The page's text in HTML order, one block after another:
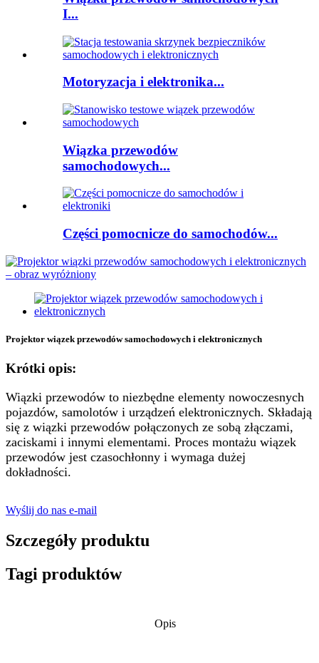
I...
Motoryzacja i elektronika...
Wiązka przewodów
samochodowych...
Części pomocnicze do samochodów...
Projektor wiązek przewodów samochodowych i elektronicznych
Krótki opis:
Wiązki przewodów to niezbędne elementy nowoczesnych
pojazdów, samolotów i urządzeń elektronicznych. Składają
się z wiązki przewodów połączonych ze sobą złączami,
zaciskami i innymi elementami. Proces montażu wiązek
przewodów jest czasochłonny i wymaga dużej
dokładności.
Wyślij do nas e-mail
Szczegóły produktu
Tagi produktów
Opis